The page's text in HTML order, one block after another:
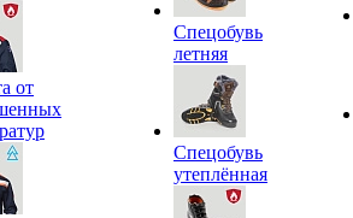
от
Спецобувь
летняя
Спецобувь
утеплённая